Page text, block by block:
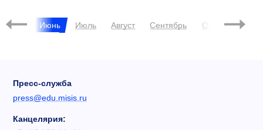
Май Июнь Июль Август Сентябрь Октябрь
Пресс-служба
press@edu.misis.ru
Канцелярия: